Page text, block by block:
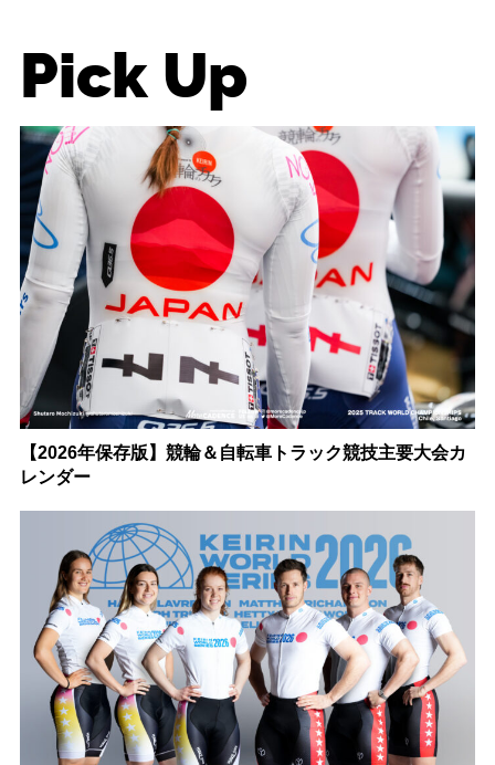
Pick Up
【2026年保存版】競輪＆自転車トラック競技主要大会カ
レンダー